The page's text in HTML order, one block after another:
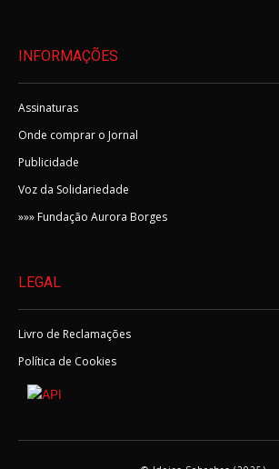
INFORMAÇÕES
Assinaturas
Onde comprar o Jornal
Publicidade
Voz da Solidariedade
»»» Fundação Aurora Borges
LEGAL
Livro de Reclamações
Política de Cookies